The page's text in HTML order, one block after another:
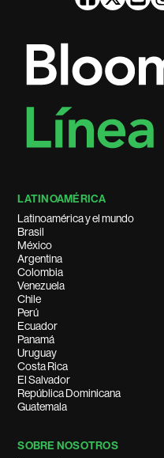
LATINOAMÉRICA
Latinoamérica y el mundo
Brasil
México
Argentina
Colombia
Venezuela
Chile
Perú
Ecuador
Panamá
Uruguay
Costa Rica
El Salvador
República Dominicana
Guatemala
SOBRE NOSOTROS